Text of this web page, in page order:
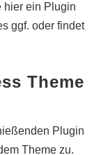
hier ein Plugin
ggf. oder findet
Theme
Plugin
Theme zu.